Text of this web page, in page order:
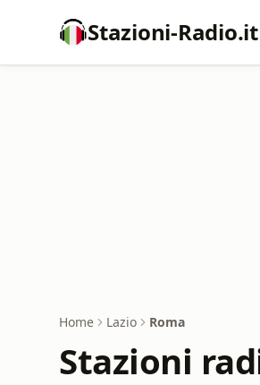
Stazioni-Radio.it
Home Lazio Roma
Stazioni